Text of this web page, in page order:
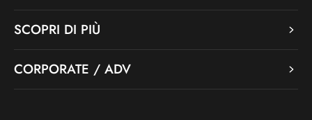
SCOPRI DI PIÙ
CORPORATE / ADV